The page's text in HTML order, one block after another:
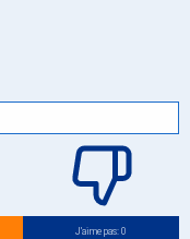
J’aime pas: 0